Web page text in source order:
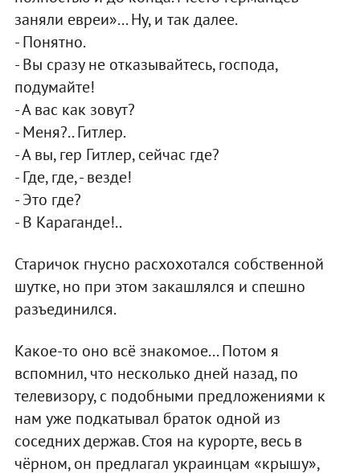
заняли евреи»... Ну, и так далее.
- Понятно.
- Вы сразу не отказывайтесь, господа,
подумайте!
- А вас как зовут?
- Меня?.. Гитлер.
- А вы, гер Гитлер, сейчас где?
- Где, где, - везде!
- Это где?
- В Караганде!..
Старичок гнусно расхохотался собственной
шутке, но при этом закашлялся и спешно
разъединился.
Какое-то оно всё знакомое... Потом я
вспомнил, что несколько дней назад, по
телевизору, с подобными предложениями к
нам уже подкатывал браток одной из
соседних держав. Стоя на курорте, весь в
чёрном, он предлагал украинцам «крышу»,